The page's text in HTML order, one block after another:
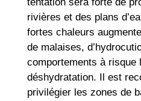
rivières et des plans
fortes chaleurs
de malaises,
comportements à risque
déshydratation. Il est
privilégier les zones de